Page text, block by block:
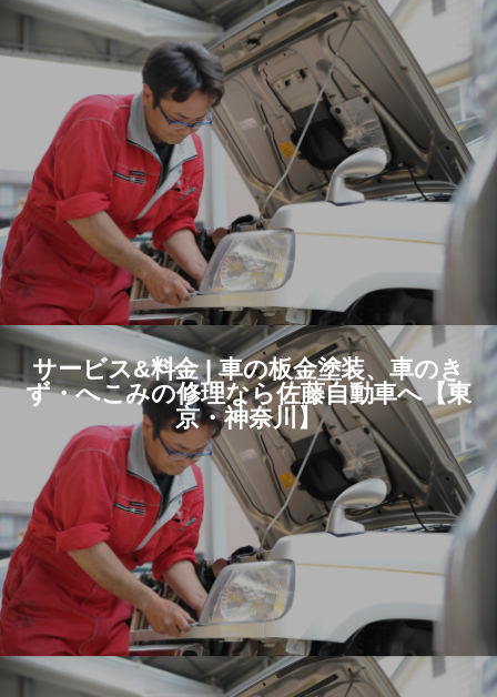
サービス&料金 | 車の板金塗装、車のき
ず・へこみの修理なら佐藤自動車へ【東
京・神奈川】